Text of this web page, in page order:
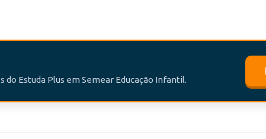
Estuda Plus em Semear Educação Infantil.